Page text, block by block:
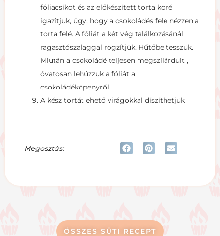
fóliacsíkot és az előkészített torta köré
igazítjuk, úgy, hogy a csokoládés fele nézzen a
torta felé. A fóliát a két vég találkozásánál
ragasztószalaggal rögzítjük. Hűtőbe tesszük.
Miután a csokoládé teljesen megszilárdult ,
óvatosan lehúzzuk a fóliát a
csokoládéköpenyről.
A kész tortát ehető virágokkal díszíthetjük
Megosztás:
ÖSSZES SÜTI RECEPT